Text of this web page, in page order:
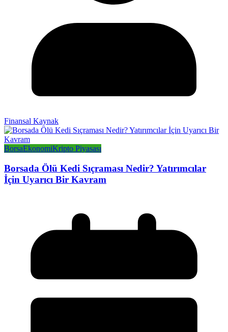
Finansal Kaynak
BorsaEkonomiKripto Piyasası
Borsada Ölü Kedi Sıçraması Nedir? Yatırımcılar
İçin Uyarıcı Bir Kavram